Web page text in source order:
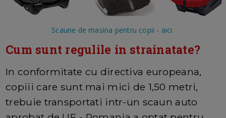
Scaune de masina pentru copii - aici
Cum sunt regulile in strainatate?
In conformitate cu directiva europeana,
copiii care sunt mai mici de 1,50 metri,
trebuie transportati intr-un scaun auto